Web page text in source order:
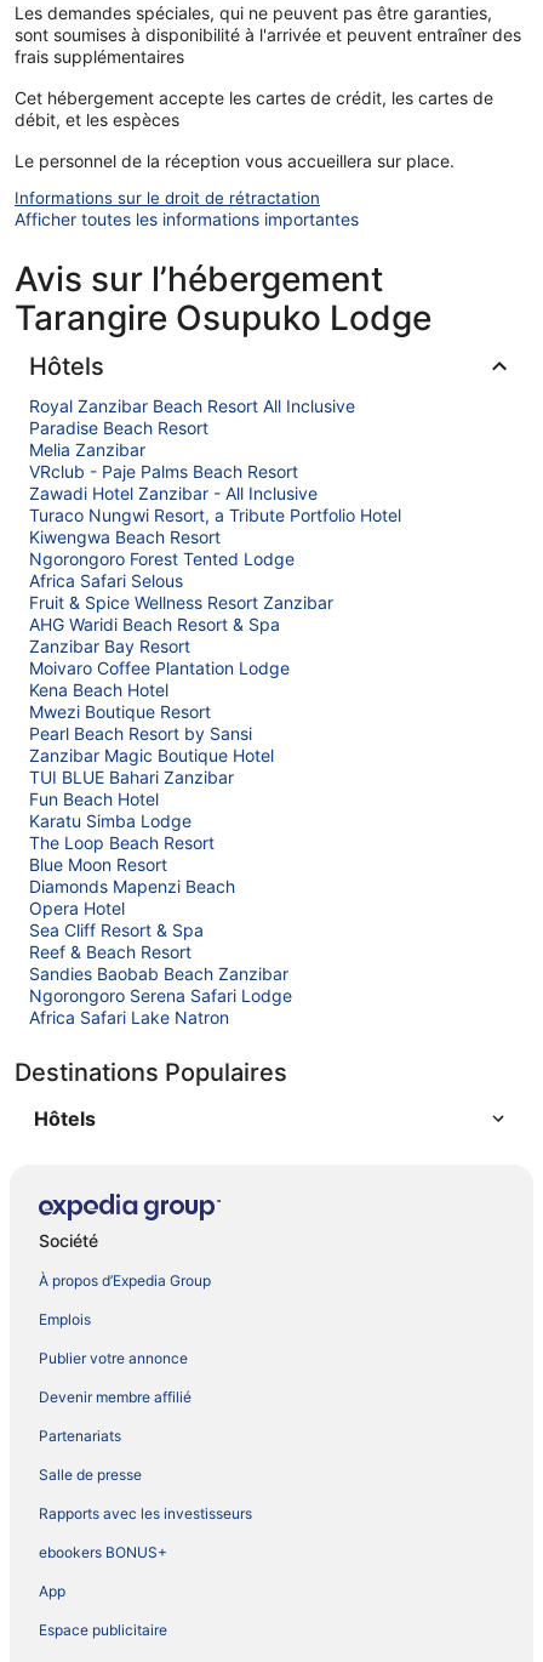
Les demandes spéciales, qui ne peuvent pas être garanties,
sont soumises à disponibilité à l'arrivée et peuvent entraîner des
frais supplémentaires
Cet hébergement accepte les cartes de crédit, les cartes de
débit, et les espèces
Le personnel de la réception vous accueillera sur place.
Informations sur le droit de rétractation
Afficher toutes les informations importantes
Avis sur l’hébergement
Tarangire Osupuko Lodge
Hôtels
Royal Zanzibar Beach Resort All Inclusive
Paradise Beach Resort
Melia Zanzibar
VRclub - Paje Palms Beach Resort
Zawadi Hotel Zanzibar - All Inclusive
Turaco Nungwi Resort, a Tribute Portfolio Hotel
Kiwengwa Beach Resort
Ngorongoro Forest Tented Lodge
Africa Safari Selous
Fruit & Spice Wellness Resort Zanzibar
AHG Waridi Beach Resort & Spa
Zanzibar Bay Resort
Moivaro Coffee Plantation Lodge
Kena Beach Hotel
Mwezi Boutique Resort
Pearl Beach Resort by Sansi
Zanzibar Magic Boutique Hotel
TUI BLUE Bahari Zanzibar
Fun Beach Hotel
Karatu Simba Lodge
The Loop Beach Resort
Blue Moon Resort
Diamonds Mapenzi Beach
Opera Hotel
Sea Cliff Resort & Spa
Reef & Beach Resort
Sandies Baobab Beach Zanzibar
Ngorongoro Serena Safari Lodge
Africa Safari Lake Natron
Destinations Populaires
Hôtels
Société
À propos d’Expedia Group
Emplois
Publier votre annonce
Devenir membre affilié
Partenariats
Salle de presse
Rapports avec les investisseurs
ebookers BONUS+
App
Espace publicitaire